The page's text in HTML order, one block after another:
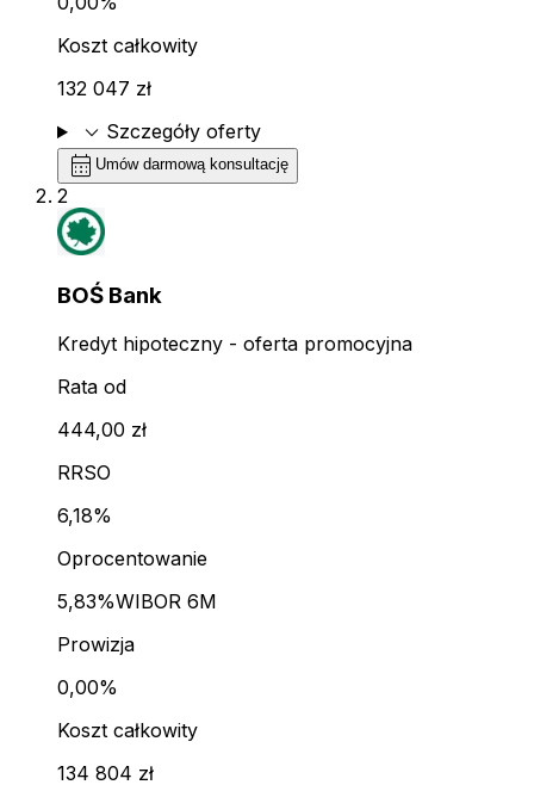
Koszt całkowity
132 047 zł
expand_more Szczegóły oferty
calendar_month Umów darmową konsultację
2
BOŚ Bank
Kredyt hipoteczny - oferta promocyjna
Rata od
444,00 zł
RRSO
6,18%
Oprocentowanie
5,83%WIBOR 6M
Prowizja
0,00%
Koszt całkowity
134 804 zł